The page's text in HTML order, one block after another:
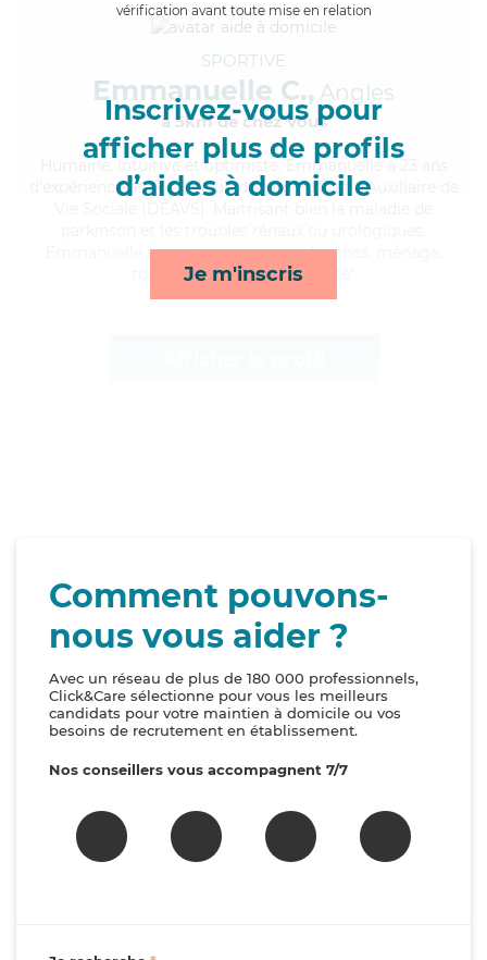
vérification avant toute mise en relation
Inscrivez-vous pour
afficher plus de profils
d’aides à domicile
Je m'inscris
SPORTIVE
Emmanuelle C., Angles
à 5km de chez Vous
, intuitive et optimiste, Emmanuelle a 23 ans
d'expérience et possède un diplôme d'État d'Auxiliaire de
Emmanuelle apporte ses services de repas, ménage,
toilette/habillage et mobilité*
Comment pouvons-
nous vous aider ?
Avec un réseau de plus de 180 000 professionnels,
Click&Care sélectionne pour vous les meilleurs
candidats pour votre maintien à domicile ou vos
besoins de recrutement en établissement.
Nos conseillers vous accompagnent 7/7